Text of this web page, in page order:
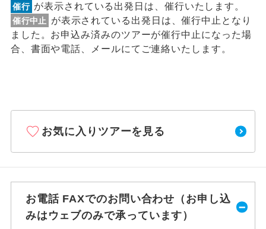
催行 が表示されている出発日は、催行いたします。
催行中止
が表示されている出発日は、催行中止となり
ました。お申込み済みのツアーが催行中止になった場
合、書面や電話、メールにてご連絡いたします。
お気に入りツアーを見る
お電話 FAXでのお問い合わせ（お申し込
みはウェブのみで承っています）